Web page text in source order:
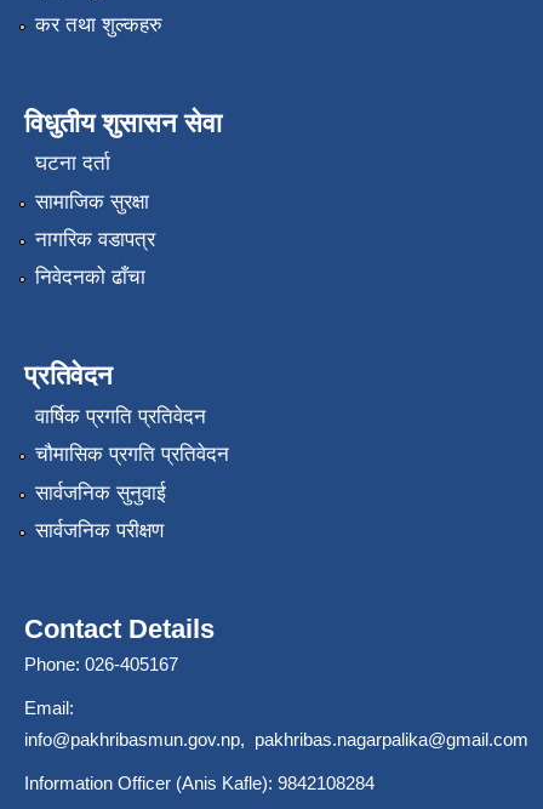
कर तथा शुल्कहरु
विधुतीय शुसासन सेवा
घटना दर्ता
सामाजिक सुरक्षा
नागरिक वडापत्र
निवेदनको ढाँचा
प्रतिवेदन
वार्षिक प्रगति प्रतिवेदन
चौमासिक प्रगति प्रतिवेदन
सार्वजनिक सुनुवाई
सार्वजनिक परीक्षण
Contact Details
Phone: 026-405167
Email:
info@pakhribasmun.gov.np, pakhribas.nagarpalika@gmail.com
Information Officer (Anis Kafle): 9842108284